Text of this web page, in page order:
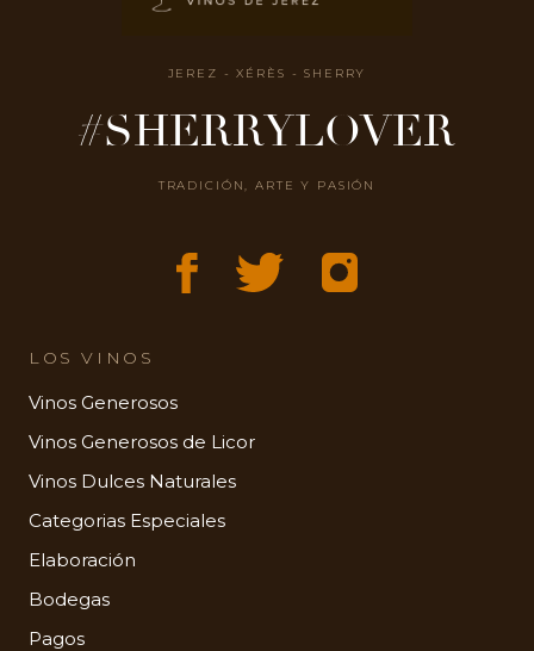
JEREZ - XÉRÈS - SHERRY
#SHERRYLOVER
TRADICIÓN, ARTE Y PASIÓN
LOS VINOS
Vinos Generosos
Vinos Generosos de Licor
Vinos Dulces Naturales
Categorias Especiales
Elaboración
Bodegas
Pagos